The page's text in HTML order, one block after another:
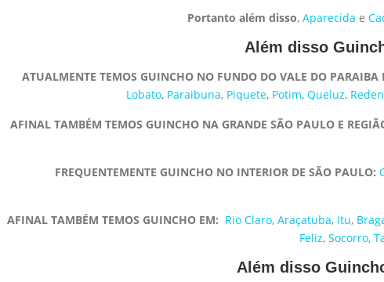
Portanto além disso, Aparecida e
Além disso
ATUALMENTE TEMOS GUINCHO NO FUNDO DO VALE DO PARAIBA
Lobato, Paraibuna, Piquete, Potim, Queluz,
AFINAL TAMBÉM TEMOS GUINCHO NA GRANDE SÃO PAULO E
FREQUENTEMENTE GUINCHO NO INTERIOR DE SÃO PAULO:
AFINAL TAMBÉM TEMOS GUINCHO EM: Rio Claro, Araçatuba, Itu,
Feliz, Socorro,
Além disso